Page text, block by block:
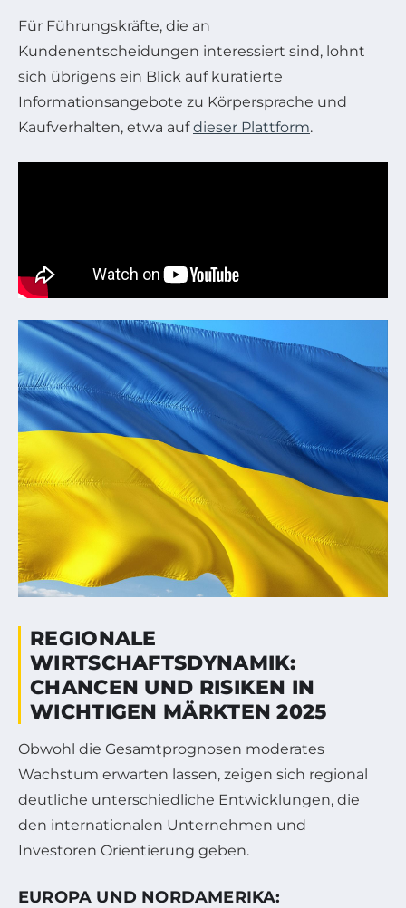
Für Führungskräfte, die an
Kundenentscheidungen interessiert sind, lohnt
sich übrigens ein Blick auf kuratierte
Informationsangebote zu Körpersprache und
Kaufverhalten, etwa aufdieser Plattform.
REGIONALE
WIRTSCHAFTSDYNAMIK:
CHANCEN UND RISIKEN IN
WICHTIGEN MÄRKTEN 2025
Obwohl die Gesamtprognosen moderates
Wachstum erwarten lassen, zeigen sich regional
deutliche unterschiedliche Entwicklungen, die
den internationalen Unternehmen und
Investoren Orientierung geben.
EUROPA UND NORDAMERIKA: